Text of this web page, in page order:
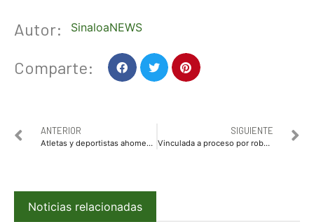
Autor: SinaloaNEWS
Comparte:
ANTERIOR
Atletas y deportistas ahomenses reciben uniformes y banderín para participar en Olimpiada Estatal
SIGUIENTE
Vinculada a proceso por robo de vehículo persona que en enero resultó lesionado en enfrentamiento contra policías en Culiacán
Noticias relacionadas